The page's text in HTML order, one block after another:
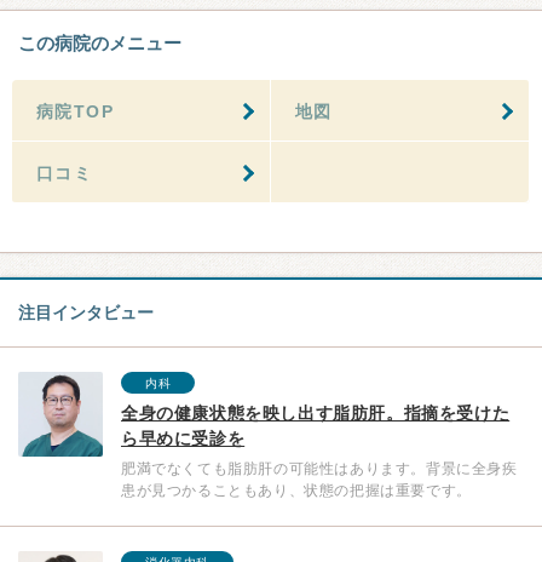
この病院のメニュー
病院TOP 地図
口コミ
注目インタビュー
内科
全身の健康状態を映し出す脂肪肝。指摘を受けた
ら早めに受診を
肥満でなくても脂肪肝の可能性はあります。背景に全身疾
患が見つかることもあり、状態の把握は重要です。